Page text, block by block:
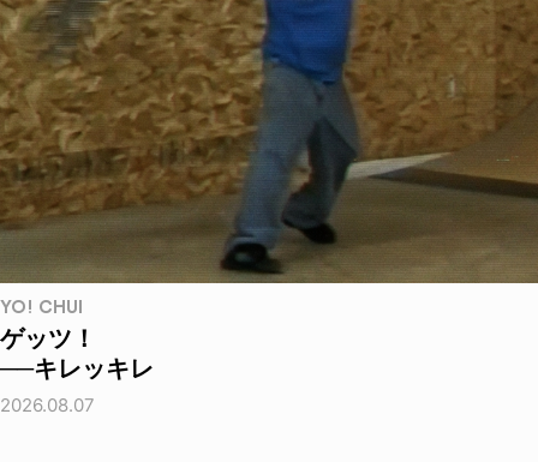
YO! CHUI
ゲッツ！
──キレッキレ
2026.08.07